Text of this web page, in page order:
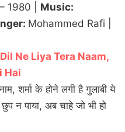
1980 | Music:
Mohammed Rafi |
Ne Liya Tera Naam,
Hai
शर्मा के होने लगी है गुलाबी ये
न पाया, अब चाहे जो भी हो